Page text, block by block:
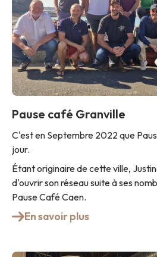
Pause café Granville
C'est en Septembre 2022 que
jour.
Étant originaire de cette ville,
d'ouvrir son réseau suite à ses
Pause Café Caen.
En savoir plus